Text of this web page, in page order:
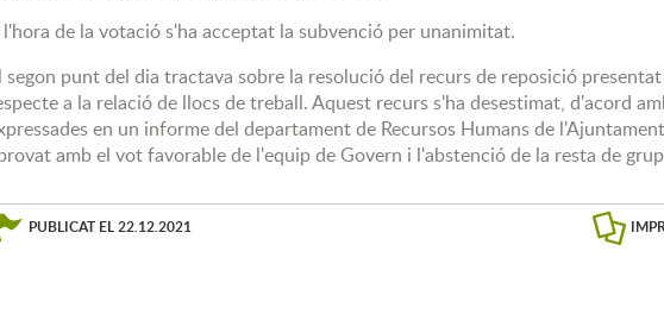
l'hora de la votació s'ha acceptat la subvenció per unanimitat.
segon punt del dia tractava sobre la resolució del recurs de reposició
a la relació de llocs de treball. Aquest recurs s'ha desestimat, d'acord
en un informe del departament de Recursos Humans de
amb el vot favorable de l'equip de Govern i l'abstenció de la resta de
PUBLICAT EL22.12.2021